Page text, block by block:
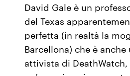
David Gale è un
del Texas
perfetta (in realtà la
Barcellona) che è
attivista di DeathWatch,